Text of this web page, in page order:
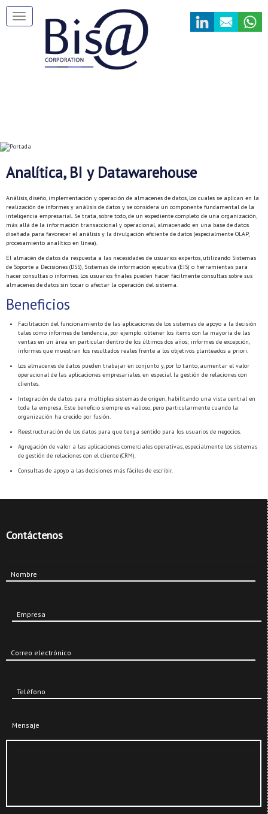
Pasar
contenido
Toggle navigation
Analítica, BI y Datawarehouse
Análisis, diseño, implementación y operación de almacenes de datos, los cuales se aplican en la
realización de informes y análisis de datos y se considera un componente fundamental de la
inteligencia empresarial. Se trata, sobre todo, de un expediente completo de una organización,
más allá de la información transaccional y operacional, almacenado en una base de datos
diseñada para favorecer el análisis y la divulgación eficiente de datos (especialmente OLAP,
procesamiento analítico en línea).
El almacén de datos da respuesta a las necesidades de usuarios expertos, utilizando Sistemas
de Soporte a Decisiones (DSS), Sistemas de información ejecutiva (EIS) o herramientas para
hacer consultas o informes. Los usuarios finales pueden hacer fácilmente consultas sobre sus
almacenes de datos sin tocar o afectar la operación del sistema.
Beneficios
Facilitación del funcionamiento de las aplicaciones de los sistemas de apoyo a la decisión
tales como informes de tendencia, por ejemplo: obtener los ítems con la mayoría de las
ventas en un área en particular dentro de los últimos dos años; informes de excepción,
informes que muestran los resultados reales frente a los objetivos planteados a priori.
Los almacenes de datos pueden trabajar en conjunto y, por lo tanto, aumentar el valor
operacional de las aplicaciones empresariales, en especial la gestión de relaciones con
clientes.
Integración de datos para múltiples sistemas de origen, habilitando una vista central en
toda la empresa. Este beneficio siempre es valioso, pero particularmente cuando la
organización ha crecido por fusión.
Reestructuración de los datos para que tenga sentido para los usuarios de negocios.
Agregación de valor a las aplicaciones comerciales operativas, especialmente los sistemas
de gestión de relaciones con el cliente (CRM).
Consultas de apoyo a las decisiones más fáciles de escribir.
Contáctenos
Correo electrónico
Teléfono
Mensaje